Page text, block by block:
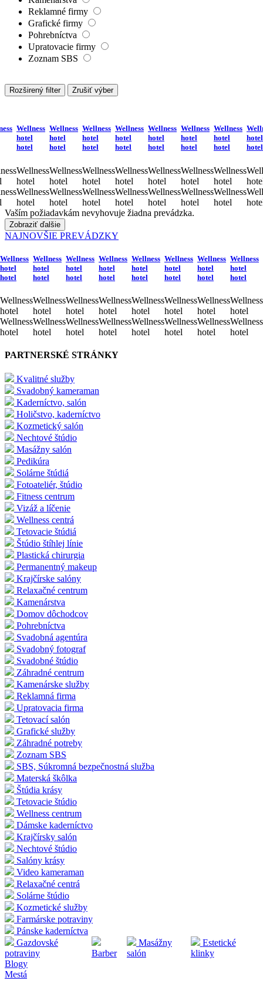
Reklamné firmy
Grafické firmy
Pohrebníctva
Upratovacie firmy
Zoznam SBS
Rozširený filter Zrušiť výber
Wellness
hotel
hotel
Wellness
hotel
Wellness
hotel
Wellness
hotel
hotel
Wellness
hotel
Wellness
hotel
Wellness
hotel
hotel
Wellness
hotel
Wellness
hotel
Wellness
hotel
hotel
Wellness
hotel
Wellness
hotel
Wellness
hotel
hotel
Wellness
hotel
Wellness
hotel
Wellness
hotel
hotel
Wellness
hotel
Wellness
hotel
Wellness
hotel
hotel
Wellness
hotel
Wellness
hotel
hotel
hotel
Vaším požiadavkám nevyhovuje žiadna prevádzka.
Zobraziť ďalšie
NAJNOVŠIE PREVÁDZKY
Wellness
hotel
hotel
Wellness
hotel
Wellness
hotel
Wellness
hotel
hotel
Wellness
hotel
Wellness
hotel
Wellness
hotel
hotel
Wellness
hotel
Wellness
hotel
Wellness
hotel
hotel
Wellness
hotel
Wellness
hotel
Wellness
hotel
hotel
Wellness
hotel
Wellness
hotel
Wellness
hotel
hotel
Wellness
hotel
Wellness
hotel
Wellness
hotel
hotel
Wellness
hotel
Wellness
hotel
Wellness
hotel
hotel
Wellness
hotel
Wellness
hotel
PARTNERSKÉ STRÁNKY
Kvalitné služby
Svadobný kameraman
Kaderníctvo, salón
Holičstvo, kaderníctvo
Kozmetický salón
Nechtové štúdio
Masážny salón
Pedikúra
Solárne štúdiá
Fotoateliér, štúdio
Fitness centrum
Vizáž a líčenie
Wellness centrá
Tetovacie štúdiá
Štúdio štíhlej línie
Plastická chirurgia
Permanentný makeup
Krajčírske salóny
Relaxačné centrum
Kamenárstva
Domov dôchodcov
Pohrebníctva
Svadobná agentúra
Svadobný fotograf
Svadobné štúdio
Záhradné centrum
Kamenárske služby
Reklamná firma
Upratovacia firma
Tetovací salón
Grafické služby
Záhradné potreby
Zoznam SBS
SBS, Súkromná bezpečnostná služba
Materská škôlka
Štúdia krásy
Tetovacie štúdio
Wellness centrum
Dámske kaderníctvo
Krajčírsky salón
Nechtové štúdio
Salóny krásy
Video kameraman
Relaxačné centrá
Solárne štúdio
Kozmetické služby
Farmárske potraviny
Pánske kaderníctva
Gazdovské
potraviny
Barber
Masážny
salón
Estetické
klinky
Blogy
Mestá